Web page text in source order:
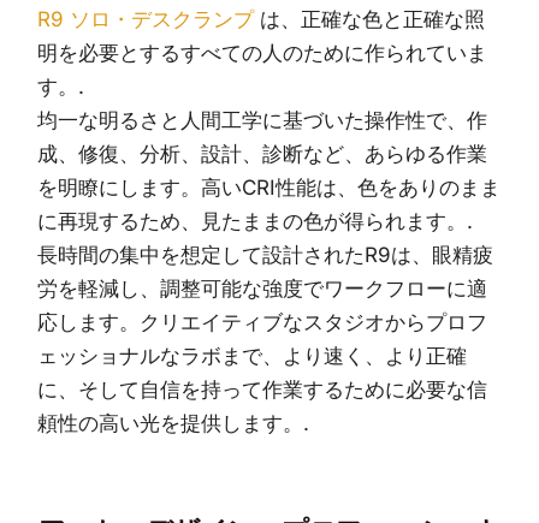
R9 ソロ・デスクランプは、正確な色と正確な照
明を必要とするすべての人のために作られていま
す。.
均一な明るさと人間工学に基づいた操作性で、作
成、修復、分析、設計、診断など、あらゆる作業
を明瞭にします。高いCRI性能は、色をありのまま
に再現するため、見たままの色が得られます。.
長時間の集中を想定して設計されたR9は、眼精疲
労を軽減し、調整可能な強度でワークフローに適
応します。クリエイティブなスタジオからプロフ
ェッショナルなラボまで、より速く、より正確
に、そして自信を持って作業するために必要な信
頼性の高い光を提供します。.